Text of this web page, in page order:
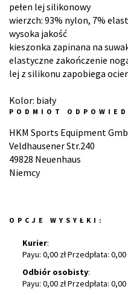
pełen lej silikonowy
wierzch: 93% nylon, 7%
wysoka jakość
kieszonka zapinana na
elastyczne zakończenie
lej z silikonu zapobiega
Kolor: biały
PODMIOT
HKM Sports Equipment
Veldhausener Str.240
49828 Neuenhaus
Niemcy
OPCJE WYSYŁKI:
Kurier:
Payu: 0,00 zł Przedpłata: 0,00
Odbiór osobisty:
Payu: 0,00 zł Przedpłata: